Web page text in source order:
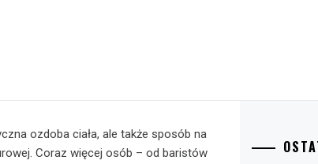
ozdoba ciała, ale także sposób na
Coraz więcej osób – od baristów